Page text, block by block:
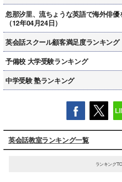
忽那汐里、流ちょうな英語で海外俳
（12年04月24日）
英会話スクール顧客満足度ランキング
予備校 大学受験ランキング
中学受験 塾ランキング
英会話教室ランキング一覧
ランキング